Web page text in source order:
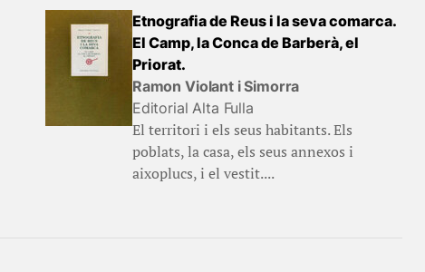
Etnografia de Reus i la seva comarca.
El Camp, la Conca de Barberà, el
Priorat.
Ramon Violant i Simorra
Editorial Alta Fulla
El territori i els seus habitants. Els
poblats, la casa, els seus annexos i
aixoplucs, i el vestit....